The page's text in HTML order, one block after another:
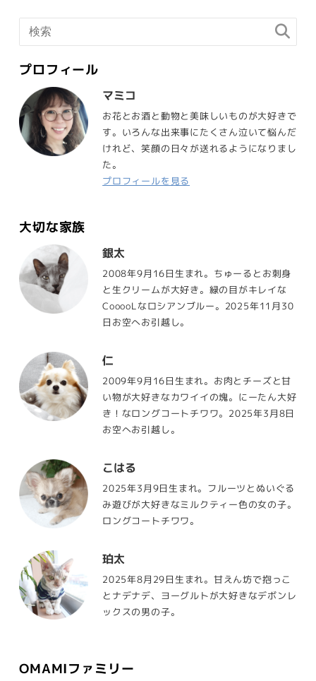
プロフィール
マミコ
お花とお酒と動物と美味しいものが大好きで
す。いろんな出来事にたくさん泣いて悩んだ
けれど、笑顔の日々が送れるようになりまし
た。
プロフィールを見る
大切な家族
銀太
2008年9月16日生まれ。ちゅーるとお刺身
と生クリームが大好き。緑の目がキレイな
CooooLなロシアンブルー。2025年11月30
日お空へお引越し。
仁
2009年9月16日生まれ。お肉とチーズと甘
い物が大好きなカワイイの塊。にーたん大好
き！なロングコートチワワ。2025年3月8日
お空へお引越し。
こはる
2025年3月9日生まれ。フルーツとぬいぐる
み遊びが大好きなミルクティー色の女の子。
ロングコートチワワ。
珀太
2025年8月29日生まれ。甘えん坊で抱っこ
とナデナデ、ヨーグルトが大好きなデボンレ
ックスの男の子。
OMAMIファミリー